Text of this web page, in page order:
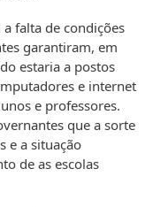
falta de condições
garantiram, em
estaria a postos
e internet
e professores.
que a sorte
e a situação
de as escolas